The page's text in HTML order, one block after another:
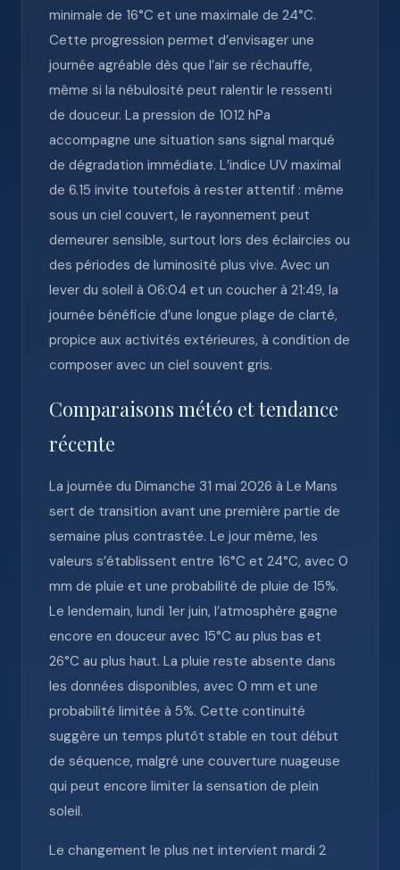
minimale de 16°C et une maximale de 24°C.
Cette progression permet d’envisager une
journée agréable dès que l’air se réchauffe,
même si la nébulosité peut ralentir le ressenti
de douceur. La pression de 1012 hPa
accompagne une situation sans signal marqué
de dégradation immédiate. L’indice UV maximal
de 6.15 invite toutefois à rester attentif : même
sous un ciel couvert, le rayonnement peut
demeurer sensible, surtout lors des éclaircies ou
des périodes de luminosité plus vive. Avec un
lever du soleil à 06:04 et un coucher à 21:49, la
journée bénéficie d’une longue plage de clarté,
propice aux activités extérieures, à condition de
composer avec un ciel souvent gris.
Comparaisons météo et tendance
récente
La journée du Dimanche 31 mai 2026 à Le Mans
sert de transition avant une première partie de
semaine plus contrastée. Le jour même, les
valeurs s’établissent entre 16°C et 24°C, avec 0
mm de pluie et une probabilité de pluie de 15%.
Le lendemain, lundi 1er juin, l’atmosphère gagne
encore en douceur avec 15°C au plus bas et
26°C au plus haut. La pluie reste absente dans
les données disponibles, avec 0 mm et une
probabilité limitée à 5%. Cette continuité
suggère un temps plutôt stable en tout début
de séquence, malgré une couverture nuageuse
qui peut encore limiter la sensation de plein
soleil.
Le changement le plus net intervient mardi 2